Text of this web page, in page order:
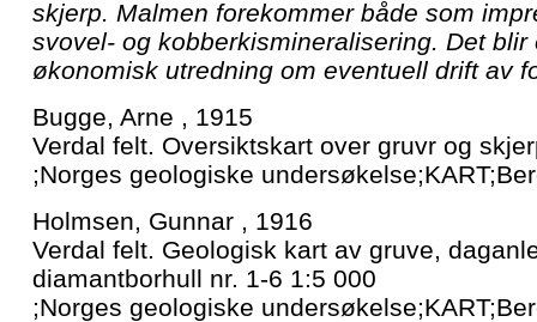
skjerp. Malmen forekommer både som
svovel- og kobberkismineralisering. Det blir
økonomisk utredning om eventuell drift av
Bugge, Arne , 1915
Verdal felt. Oversiktskart over gruvr og
;Norges geologiske
Holmsen, Gunnar , 1916
Verdal felt. Geologisk kart av gruve,
diamantborhull nr. 1-6 1:5 000
;Norges geologiske